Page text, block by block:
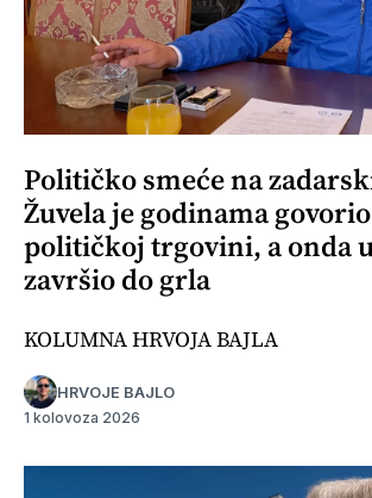
Političko smeće na
Žuvela je godinama
političkoj trgovini, a onda
završio do grla
KOLUMNA HRVOJA BAJLA
HRVOJE BAJLO
1 kolovoza 2026